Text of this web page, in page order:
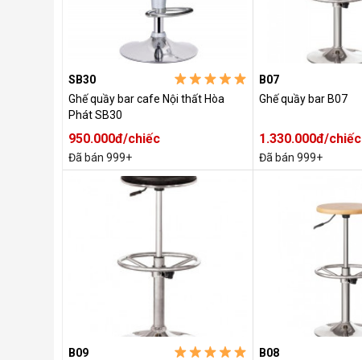
SB30
Ghế quầy bar cafe Nội thất Hòa
Phát SB30
950.000đ/chiếc
Đã bán 999+
B07
Ghế quầy bar B07
1.330.000đ/chiếc
Đã bán 999+
B09 B08